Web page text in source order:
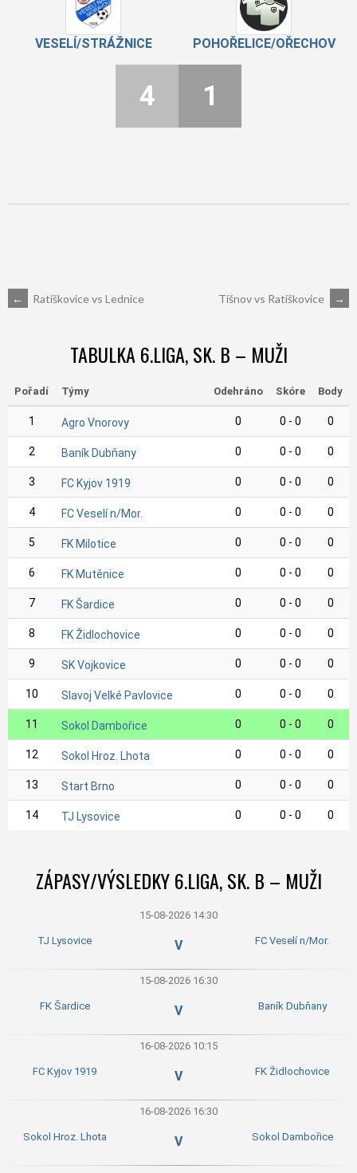
VESELÍ/STRÁŽNICE POHOŘELICE/OŘECHOV
4 1
POST
NAVIGATION
← Ratíškovice vs Lednice Tišnov vs Ratíškovice →
TABULKA 6.LIGA, SK. B – MUŽI
Pořadí Týmy Odehráno Skóre Body
1 Agro Vnorovy 0 0 - 0 0
2 Baník Dubňany 0 0 - 0 0
3 FC Kyjov 1919 0 0 - 0 0
4 FC Veselí n/Mor. 0 0 - 0 0
5 FK Milotice 0 0 - 0 0
6 FK Mutěnice 0 0 - 0 0
7 FK Šardice 0 0 - 0 0
8 FK Židlochovice 0 0 - 0 0
9 SK Vojkovice 0 0 - 0 0
10 Slavoj Velké Pavlovice 0 0 - 0 0
11 Sokol Dambořice 0 0 - 0 0
12 Sokol Hroz. Lhota 0 0 - 0 0
13 Start Brno 0 0 - 0 0
14 TJ Lysovice 0 0 - 0 0
ZÁPASY/VÝSLEDKY 6.LIGA, SK. B – MUŽI
15-08-2026 14:30
TJ Lysovice V FC Veselí n/Mor.
15-08-2026 16:30
FK Šardice V Baník Dubňany
16-08-2026 10:15
FC Kyjov 1919 V FK Židlochovice
16-08-2026 16:30
Sokol Hroz. Lhota V Sokol Dambořice